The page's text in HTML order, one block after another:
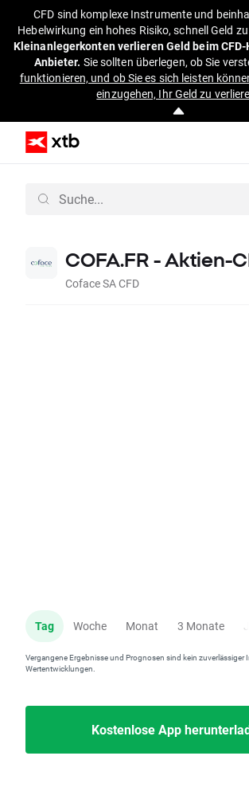
CFD sind komplexe Instrumente und
Hebelwirkung ein hohes Risiko, schnell Geld
Kleinanlegerkonten verlieren Geld beim
Anbieter. Sie sollten überlegen, ob Sie
funktionieren, und ob Sie es sich leisten
einzugehen, Ihr Geld zu
COFA.FR - Aktien-
Coface SA CFD
Tag Woche Monat 3 Monate
Vergangene Ergebnisse und Prognosen sind kein
Wertentwicklungen.
Kostenlose App